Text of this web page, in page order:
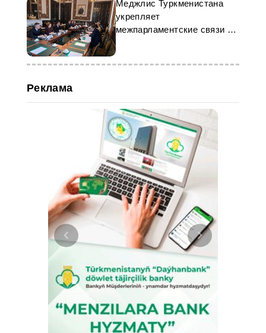
Меджлис Туркменистана
укрепляет
межпарламентские связи с
Бельгией
Реклама